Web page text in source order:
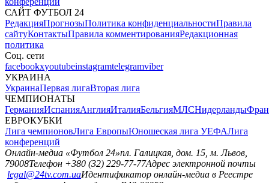
САЙТ ФУТБОЛ 24
РедакцияПрогнозыПолитика конфиденциальностиПравила
сайтуКонтактыПравила комментированияРедакционная
политика
Соц. сети
facebookxyoutubeinstagramtelegramviber
УКРАИНА
УкраинаПервая лигаВторая лига
ЧЕМПИОНАТЫ
ГерманияИспанияАнглияИталияБельгияМЛСНидерланды
ЕВРОКУБКИ
Лига чемпионовЛига ЕвропыЮношеская лига УЕФАЛига
конференций
Онлайн-медиа «Футбол 24»пл. Галицкая, дом. 15, м. Львов,
79008Телефон +380 (32) 229-77-77Адрес электронной почты
legal@24tv.com.uaИдентификатор онлайн-медиа в Реестре